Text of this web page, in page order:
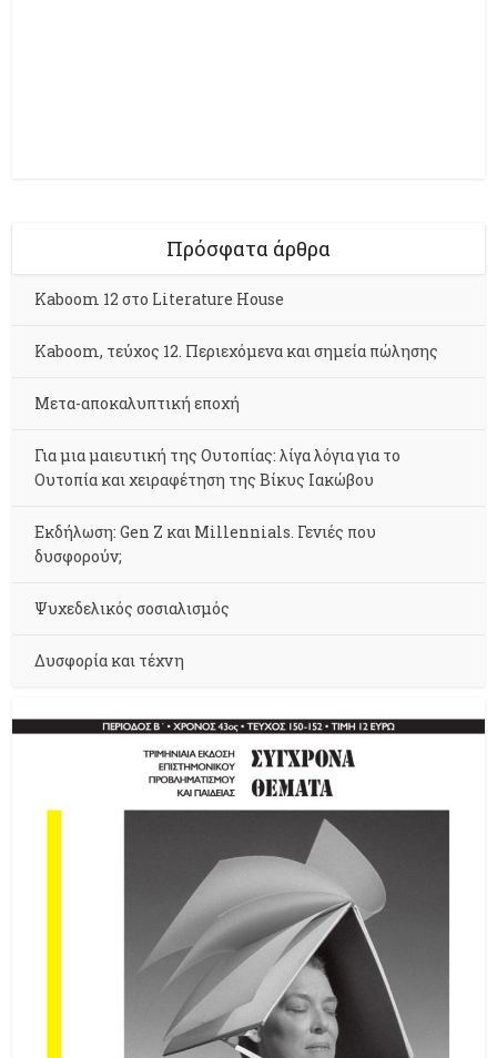
Πρόσφατα άρθρα
Kaboom 12 στο Literature House
Kaboom, τεύχος 12. Περιεχόμενα και σημεία πώλησης
Μετα-αποκαλυπτική εποχή
Για μια μαιευτική της Ουτοπίας: λίγα λόγια για το
Ουτοπία και χειραφέτηση της Βίκυς Ιακώβου
Εκδήλωση: Gen Z και Millennials. Γενιές που
δυσφορούν;
Ψυχεδελικός σοσιαλισμός
Δυσφορία και τέχνη